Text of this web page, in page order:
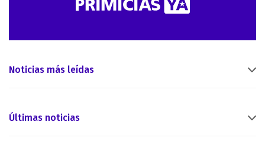
Noticias más leídas
Últimas noticias